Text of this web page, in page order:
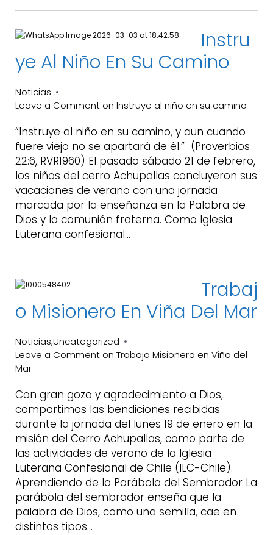
Instru
Ye Al Niño En Su Camino
Noticias
Leave a Comment on Instruye al niño en su camino
“Instruye al niño en su camino, y aun cuando
fuere viejo no se apartará de él.” (Proverbios
22:6, RVR1960) El pasado sábado 21 de febrero,
los niños del cerro Achupallas concluyeron sus
vacaciones de verano con una jornada
marcada por la enseñanza en la Palabra de
Dios y la comunión fraterna. Como Iglesia
Luterana confesional…
Trabaj
O Misionero En Viña Del Mar
Noticias,Uncategorized
Leave a Comment on Trabajo Misionero en Viña del
Mar
Con gran gozo y agradecimiento a Dios,
compartimos las bendiciones recibidas
durante la jornada del lunes 19 de enero en la
misión del Cerro Achupallas, como parte de
las actividades de verano de la Iglesia
Luterana Confesional de Chile (ILC-Chile).
Aprendiendo de la Parábola del Sembrador La
parábola del sembrador enseña que la
palabra de Dios, como una semilla, cae en
distintos tipos…